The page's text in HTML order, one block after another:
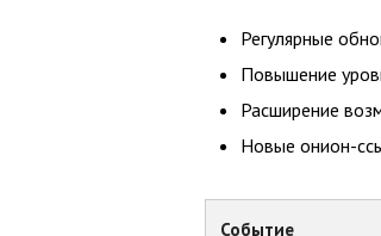
Регулярные
Повышение
Расширение
Новые онион-
Событие